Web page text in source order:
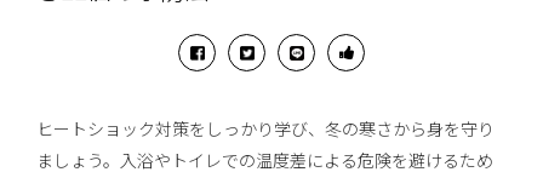
ヒートショック対策をしっかり学び、冬の寒さから身を守り
ましょう。入浴やトイレでの温度差による危険を避けるため